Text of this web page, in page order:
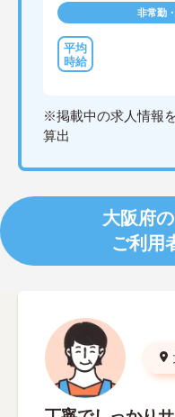
非常勤
※掲載中の求人情報
算出
大阪府
ご利用